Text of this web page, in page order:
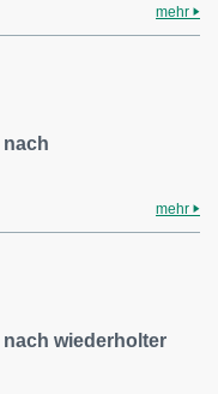
mehr
nach
mehr
nach wiederholter